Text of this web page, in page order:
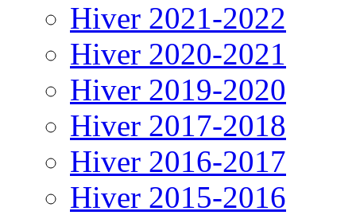
Hiver 2021-2022
Hiver 2020-2021
Hiver 2019-2020
Hiver 2017-2018
Hiver 2016-2017
Hiver 2015-2016